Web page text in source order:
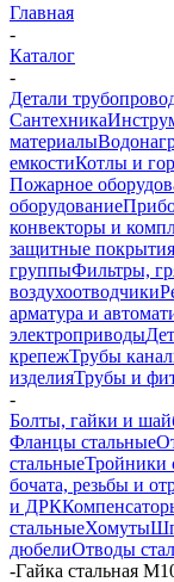
Главная
-
Каталог
-
Детали
Сантехника
материалы
емкостиКотлы и
Пожарное
оборудование
конвекторы и
защитные покрытия
группыФильтры,
воздухоотводчики
арматура и
электроприводы
крепежТрубы
изделияТрубы и
-
Болты, гайки и
Фланцы стальные
стальныеТройники
бочата, резьбы и
и ДРК
стальныеХомуты
дюбелиОтводы
-Гайка стальная